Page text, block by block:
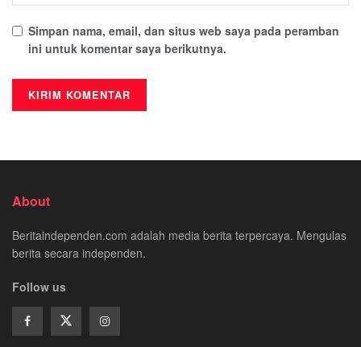
Simpan nama, email, dan situs web saya pada peramban
ini untuk komentar saya berikutnya.
About
Beritaindependen.com adalah media berita terpercaya. Mengulas
berita secara independen.
Follow us